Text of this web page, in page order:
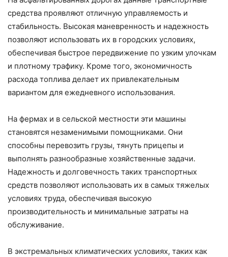
средства проявляют отличную управляемость и
стабильность. Высокая маневренность и надежность
позволяют использовать их в городских условиях,
обеспечивая быстрое передвижение по узким улочкам
и плотному трафику. Кроме того, экономичность
расхода топлива делает их привлекательным
вариантом для ежедневного использования.
На фермах и в сельской местности эти машины
становятся незаменимыми помощниками. Они
способны перевозить грузы, тянуть прицепы и
выполнять разнообразные хозяйственные задачи.
Надежность и долговечность таких транспортных
средств позволяют использовать их в самых тяжелых
условиях труда, обеспечивая высокую
производительность и минимальные затраты на
обслуживание.
В экстремальных климатических условиях, таких как